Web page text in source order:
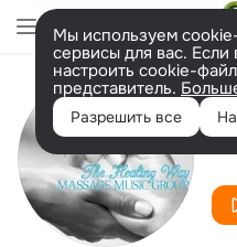
Мы используем
сервисы для вас. Если
настроить cookie-
представитель.
Разрешить все